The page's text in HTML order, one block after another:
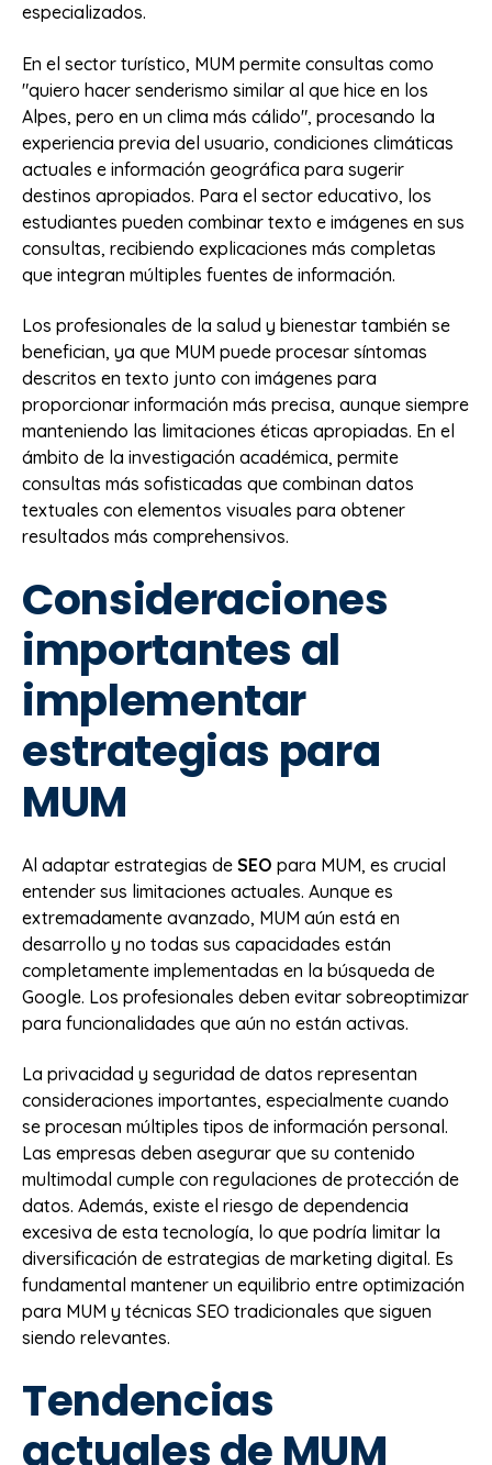
especializados.
En el sector turístico, MUM permite consultas como
"quiero hacer senderismo similar al que hice en los
Alpes, pero en un clima más cálido", procesando la
experiencia previa del usuario, condiciones climáticas
actuales e información geográfica para sugerir
destinos apropiados. Para el sector educativo, los
estudiantes pueden combinar texto e imágenes en sus
consultas, recibiendo explicaciones más completas
que integran múltiples fuentes de información.
Los profesionales de la salud y bienestar también se
benefician, ya que MUM puede procesar síntomas
descritos en texto junto con imágenes para
proporcionar información más precisa, aunque siempre
manteniendo las limitaciones éticas apropiadas. En el
ámbito de la investigación académica, permite
consultas más sofisticadas que combinan datos
textuales con elementos visuales para obtener
resultados más comprehensivos.
Consideraciones
importantes al
implementar
estrategias para
MUM
Al adaptar estrategias de SEO para MUM, es crucial
entender sus limitaciones actuales. Aunque es
extremadamente avanzado, MUM aún está en
desarrollo y no todas sus capacidades están
completamente implementadas en la búsqueda de
Google. Los profesionales deben evitar sobreoptimizar
para funcionalidades que aún no están activas.
La privacidad y seguridad de datos representan
consideraciones importantes, especialmente cuando
se procesan múltiples tipos de información personal.
Las empresas deben asegurar que su contenido
multimodal cumple con regulaciones de protección de
datos. Además, existe el riesgo de dependencia
excesiva de esta tecnología, lo que podría limitar la
diversificación de estrategias de marketing digital. Es
fundamental mantener un equilibrio entre optimización
para MUM y técnicas SEO tradicionales que siguen
siendo relevantes.
Tendencias
actuales de MUM